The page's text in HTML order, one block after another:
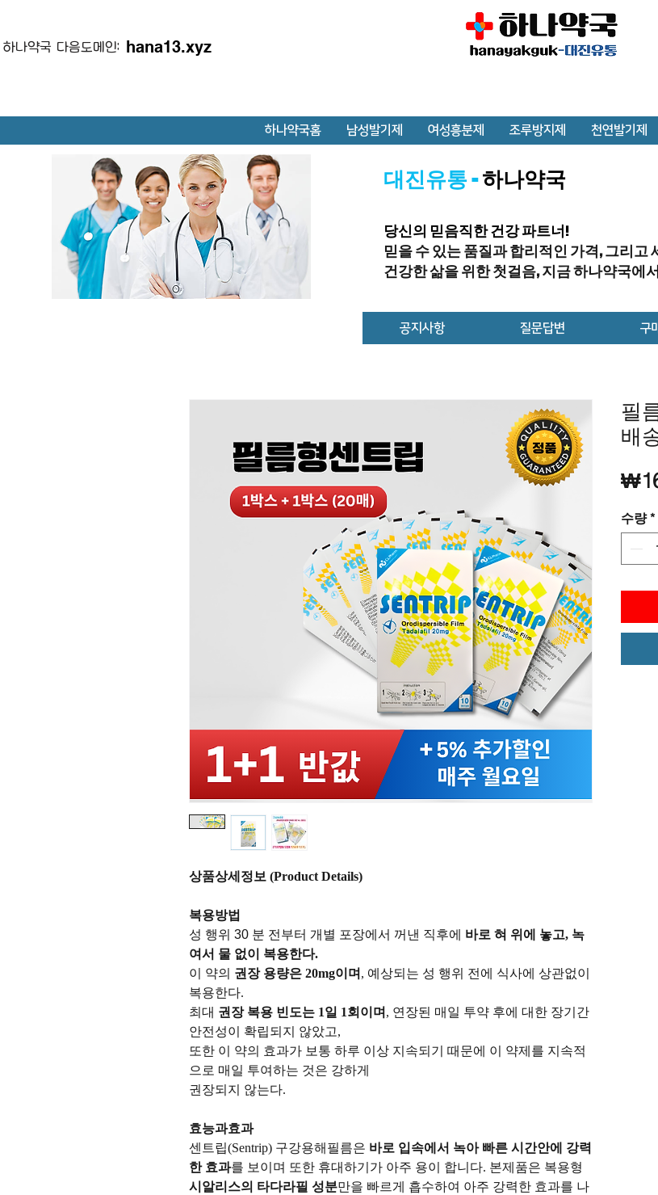
하나약국 다음도메인: hana13.xyz
하나약국홈 남성발기제 여성흥분제 조루방지제 천연발기제
대진유통 -하나약국
당신의 믿음직한 건강 파트너!
믿을 수 있는 품질과 합리적인 가격, 그리고
건강한 삶을 위한 첫걸음, 지금 하나약국에
공지사항 질문답변 구
상품상세정보 (Product Details)
복용방법
성 행위 30 분 전부터 개별 포장에서 꺼낸 직후에 바로 혀 위에 놓고, 녹
여서 물 없이 복용한다.
이 약의 권장 용량은 20mg이며 , 예상되는 성 행위 전에 식사에 상관없이
복용한다.
최대 권장 복용 빈도는 1일 1회이며 , 연장된 매일 투약 후에 대한 장기간
안전성이 확립되지 않았고,
또한 이 약의 효과가 보통 하루 이상 지속되기 때문에 이 약제를 지속적
으로 매일 투여하는 것은 강하게
권장되지 않는다.
효능과효과
센트립(Sentrip) 구강용해필름은 바로 입속에서 녹아 빠른 시간안에 강력
한 효과를 보이며 또한 휴대하기가 아주 용이 합니다. 본제품은 복용형
시알리스의 타다라필 성분만을 빠르게 흡수하여 아주 강력한 효과를 나
필
배
수량 *